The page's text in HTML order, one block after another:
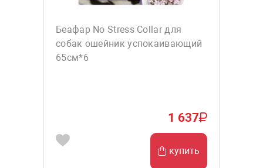
Беафар No Stress Collar для
собак ошейник успокаивающий
65см*6
1 637
купить